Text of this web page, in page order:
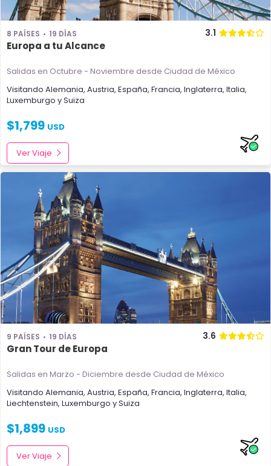
8 PAÍSES 19 DÍAS 3.1
Europa a tu Alcance
Salidas en Octubre - Noviembre desde Ciudad de México
Visitando Alemania, Austria, España, Francia, Inglaterra, Italia,
Luxemburgo ySuiza
$1,799 USD
Ver Viaje
9 PAÍSES 19 DÍAS 3.6
Gran Tour de Europa
Salidas en Marzo - Diciembre desde Ciudad de México
Visitando Alemania, Austria, España, Francia, Inglaterra, Italia,
Liechtenstein, Luxemburgo ySuiza
$1,899 USD
Ver Viaje